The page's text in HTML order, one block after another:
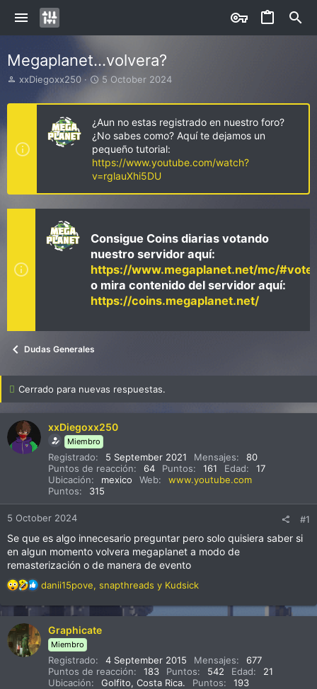
Megaplanet...volvera?
I
i
a
d
d
a
xxDiegoxx250
S
a
t
d
a
t
e
5 October 2024
¿Aun no estas registrado en nuestro foro?
¿No sabes como? Aquí te dejamos un
pequeño tutorial:
https://www.youtube.com/watch?
v=rglauXhi5DU
Consigue Coins diarias votando
nuestro servidor aquí:
https://www.megaplanet.net/mc/#vote
o mira contenido del servidor aquí:
https://coins.megaplanet.net/
Dudas Generales
Cerrado para nuevas respuestas.
xxDiegoxx250
Miembro
Registrado 5 September 2021 Mensajes
80
Puntos de reacción
64 Puntos 161 Edad
17
Ubicación
mexico Web
www.youtube.com
Puntos
315
5 October 2024 #1
Se que es algo innecesario preguntar pero solo quisiera saber si
en algun momento volvera megaplanet a modo de
remasterización o de manera de evento
R
a
c
danii15pove, snapthreads y Kudsick
Graphicate
Miembro
Registrado 4 September 2015 Mensajes
677
Puntos de reacción
183 Puntos 542 Edad
21
Ubicación
Golfito, Costa Rica. Puntos 193